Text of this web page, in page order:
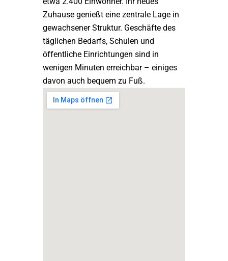
Zuhause genießt eine zentrale Lage in
gewachsener Struktur. Geschäfte des
täglichen Bedarfs, Schulen und
öffentliche Einrichtungen sind in
wenigen Minuten erreichbar – einiges
davon auch bequem zu Fuß.